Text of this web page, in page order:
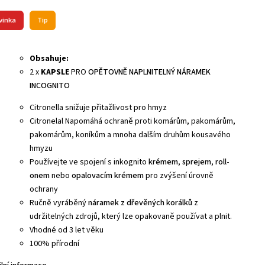
Tip
Obsahuje:
2 x KAPSLEPRO OPĚTOVNĚ NAPLNITELNÝ NÁRAMEK
INCOGNITO
Citronella snižuje přitažlivost pro hmyz
Citronelal Napomáhá ochraně proti komárům, pakomárům,
pakomárům, koníkům a mnoha dalším druhům kousavého
hmyzu
Používejte ve spojení s inkognito krémem, sprejem, roll-
onemnebo opalovacím krémempro zvýšení úrovně
ochrany
Ručně vyráběnýnáramek z dřevěných korálků z
udržitelných zdrojů, který lze opakovaně používat a plnit.
Vhodné od 3 let věku
100% přírodní